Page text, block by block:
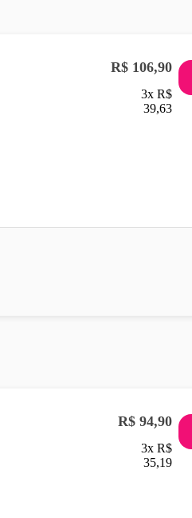
R$ 106,90
3x R$
39,63
R$ 94,90
3x R$
35,19